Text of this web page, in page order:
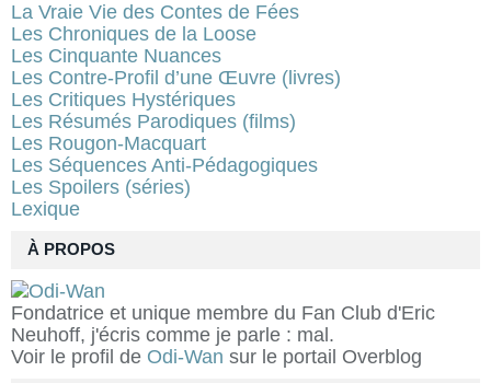
À PROPOS
Fondatrice et unique membre du Fan Club d'Eric
Neuhoff, j'écris comme je parle : mal.
Voir le profil de Odi-Wan sur le portail Overblog
La Vraie Vie des Contes de Fées
Les Chroniques de la Loose
Les Cinquante Nuances
Les Contre-Profil d’une Œuvre (livres)
Les Critiques Hystériques
Les Résumés Parodiques (films)
Les Rougon-Macquart
Les Séquences Anti-Pédagogiques
Les Spoilers (séries)
Lexique